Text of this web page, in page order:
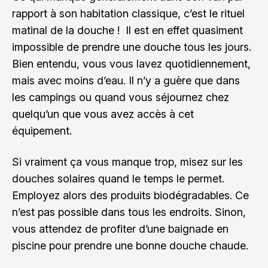
rapport à son habitation classique, c’est le rituel
matinal de la douche ! Il est en effet quasiment
impossible de prendre une douche tous les jours.
Bien entendu, vous vous lavez quotidiennement,
mais avec moins d’eau. Il n’y a guère que dans
les campings ou quand vous séjournez chez
quelqu’un que vous avez accès à cet
équipement.
Si vraiment ça vous manque trop, misez sur les
douches solaires quand le temps le permet.
Employez alors des produits biodégradables. Ce
n’est pas possible dans tous les endroits. Sinon,
vous attendez de profiter d’une baignade en
piscine pour prendre une bonne douche chaude.